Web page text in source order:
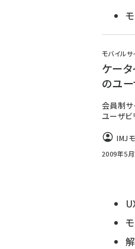
モバイルサ
ケー
のユー
会員制サ
ユーザビ
IMJ
2009年5